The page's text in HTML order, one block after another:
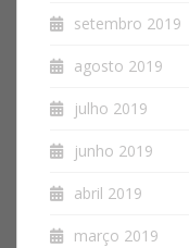
setembro 2019
agosto 2019
julho 2019
junho 2019
abril 2019
março 2019